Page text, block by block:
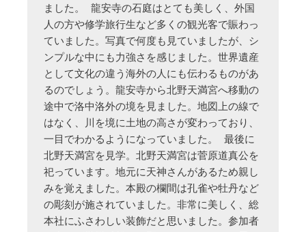
ました。 龍安寺の石庭はとても美しく、外国
人の方や修学旅行生など多くの観光客で賑わっ
ていました。写真で何度も見ていましたが、シ
ンプルな中にも力強さを感じました。世界遺産
として文化の違う海外の人にも伝わるものがあ
るのでしょう。龍安寺から北野天満宮へ移動の
途中で洛中洛外の境を見ました。地図上の線で
はなく、川を境に土地の高さが変わっており、
一目でわかるようになっていました。 最後に
北野天満宮を見学。北野天満宮は菅原道真公を
祀っています。地元に天神さんがあるため親し
みを覚えました。本殿の欄間は孔雀や牡丹など
の彫刻が施されていました。非常に美しく、総
本社にふさわしい装飾だと思いました。参加者